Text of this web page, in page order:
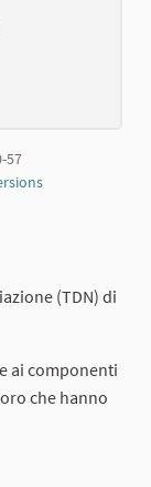
57
(TDN) di
ai componenti
che hanno